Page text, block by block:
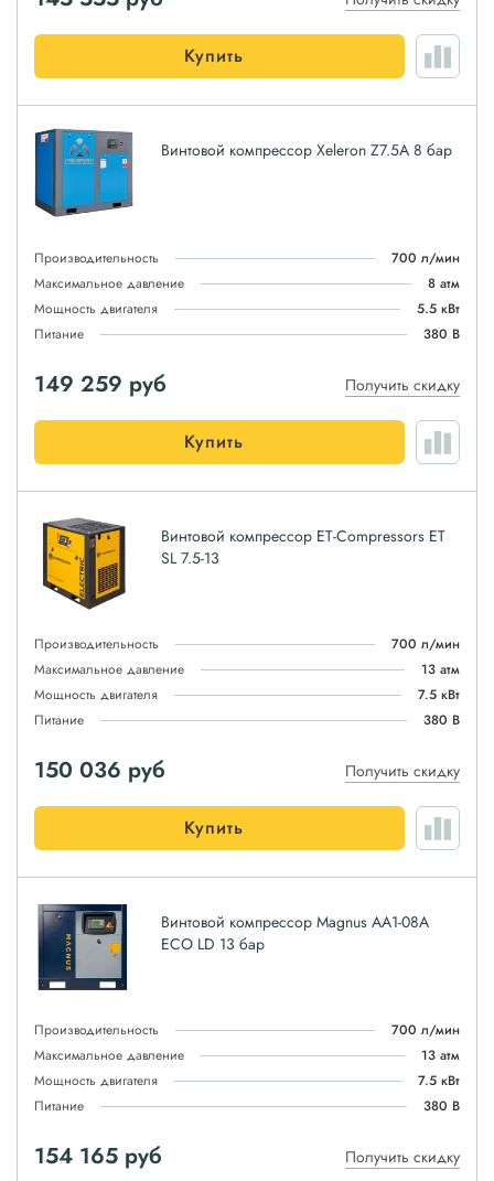
Купить
Винтовой компрессор Xeleron Z7.5A 8 бар
Производительность
700 л/мин
Максимальное давление
8 атм
Мощность двигателя
5.5 кВт
Питание
380 В
149 259 руб Получить скидку
Купить
Винтовой компрессор ET-Compressors ET
SL 7.5-13
Производительность
700 л/мин
Максимальное давление
13 атм
Мощность двигателя
7.5 кВт
Питание
380 В
150 036 руб Получить скидку
Купить
Винтовой компрессор Magnus АА1-08А
ЕСО LD 13 бар
Производительность
700 л/мин
Максимальное давление
13 атм
Мощность двигателя
7.5 кВт
Питание
380 В
154 165 руб Получить скидку